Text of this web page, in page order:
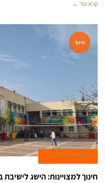
קרא עוד ←
חינוך
9 בפברואר 2026
חינוך למצויינות: הישג לישיבת